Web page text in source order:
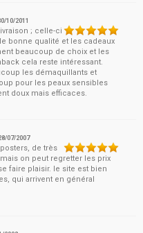
10/2011
; celle-ci
bonne qualité et les cadeaux
beaucoup de choix et les
cela reste intéressant.
les démaquillants et
pour les peaux sensibles
doux mais efficaces.
07/2007
de très
on peut regretter les prix
faire plaisir. le site est bien
qui arrivent en général